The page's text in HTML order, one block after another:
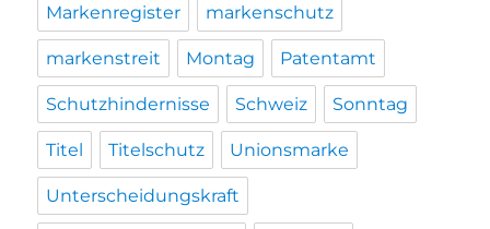
Markenregister markenschutz
markenstreit Montag Patentamt
Schutzhindernisse Schweiz Sonntag
Titel Titelschutz Unionsmarke
Unterscheidungskraft